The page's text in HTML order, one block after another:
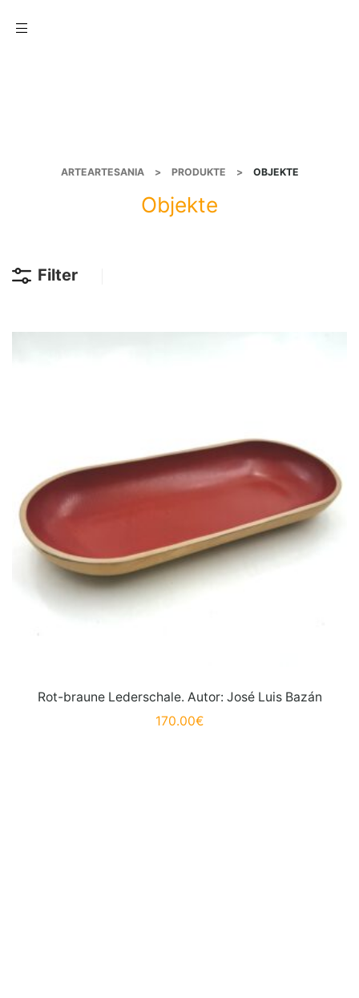
ARTEARTESANIA > PRODUKTE > OBJEKTE
Objekte
Filter
Rot-braune Lederschale. Autor: José Luis Bazán
170.00€